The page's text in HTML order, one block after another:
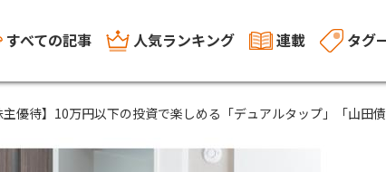
すべての記事 人気ランキング 連載 タグ
優待】10万円以下の投資で楽しめる「デュアルタップ」「山田